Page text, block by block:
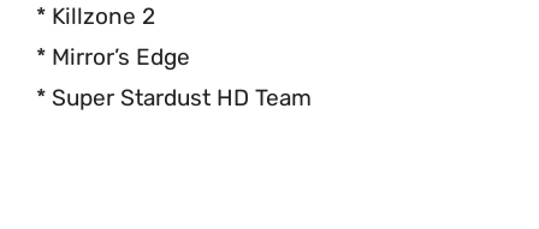
* Killzone 2
* Mirror’s Edge
* Super Stardust HD Team